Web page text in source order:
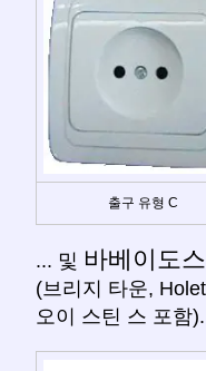
출구 유형 C
... 및 바베이도
(브리지 타운,
오이 스틴 스 포함).